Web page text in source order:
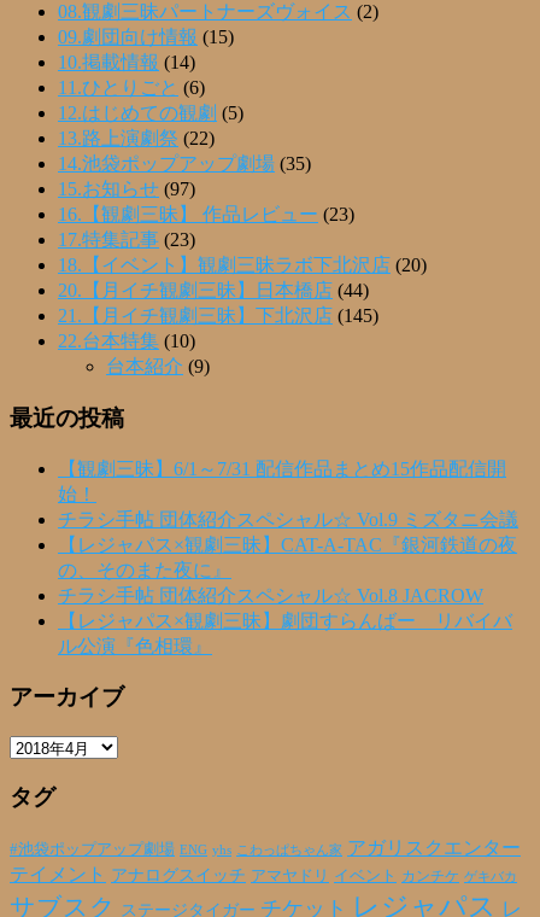
08.観劇三昧パートナーズヴォイス (2)
09.劇団向け情報 (15)
10.掲載情報 (14)
11.ひとりごと (6)
12.はじめての観劇 (5)
13.路上演劇祭 (22)
14.池袋ポップアップ劇場 (35)
15.お知らせ (97)
16.【観劇三昧】 作品レビュー (23)
17.特集記事 (23)
18.【イベント】観劇三昧ラボ下北沢店 (20)
20.【月イチ観劇三昧】日本橋店 (44)
21.【月イチ観劇三昧】下北沢店 (145)
22.台本特集 (10)
台本紹介 (9)
最近の投稿
【観劇三昧】6/1～7/31 配信作品まとめ15作品配信開
始！
チラシ手帖 団体紹介スペシャル☆ Vol.9 ミズタニ会議
【レジャパス×観劇三昧】CAT-A-TAC『銀河鉄道の夜
の、そのまた夜に』
チラシ手帖 団体紹介スペシャル☆ Vol.8 JACROW
【レジャパス×観劇三昧】劇団すらんばー リバイバ
ル公演『色相環』
アーカイブ
ア
カ
ブ
タグ
#池袋ポップアップ劇場 ENG yhs こわっぱちゃん家 アガリスクエンター
テイメント アナログスイッチ アマヤドリ イベント カンチケ ゲキバカ
サブスク ステージタイガー チケット レジャパス レ